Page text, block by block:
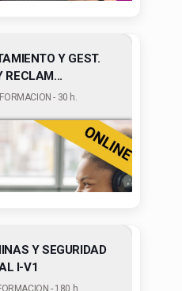
Y GEST.
RECLAM...
- 30 h.
Y SEGURIDAD
I-V1
- 180 h.